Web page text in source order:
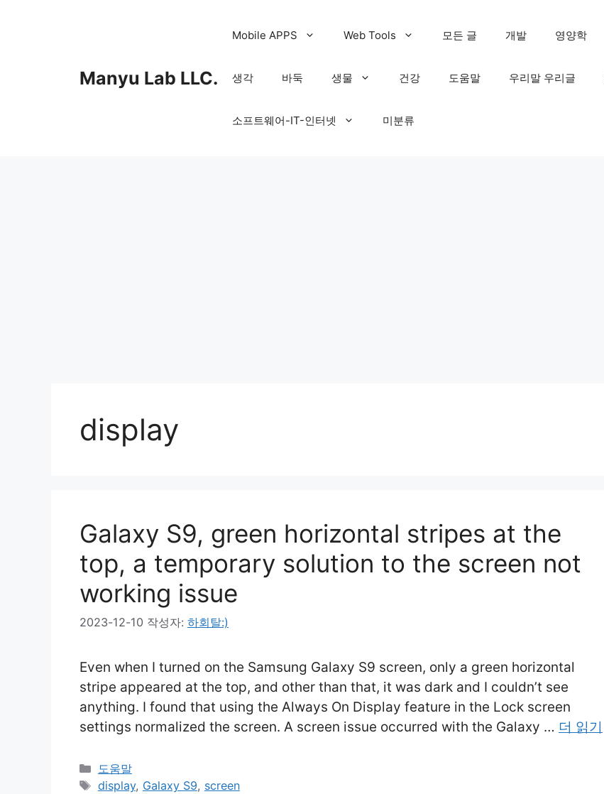
Manyu Lab LLC.
Mobile APPS Web Tools 모든 글 개발 영양학
생각 바둑 생물 건강 도움말 우리말 우리글
소프트웨어-IT-인터넷 미분류
display
Galaxy S9, green horizontal stripes at the
top, a temporary solution to the screen not
working issue
2023-12-10 작성자: 하회탈:)
Even when I turned on the Samsung Galaxy S9 screen, only a green horizontal
stripe appeared at the top, and other than that, it was dark and I couldn’t see
anything. I found that using the Always On Display feature in the Lock screen
settings normalized the screen. A screen issue occurred with the Galaxy … 더 읽기
카
테
도움말
태
display, Galaxy S9, screen